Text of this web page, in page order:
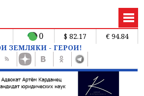
0 $ 82.17
€ 94.84
ЗЕМЛЯКИ - ГЕРОИ!